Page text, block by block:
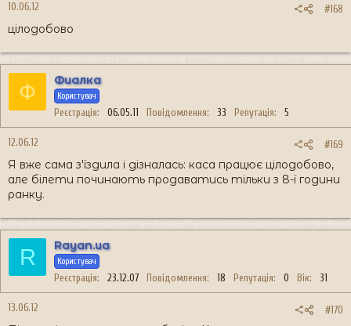
10.06.12 #168
цілодобово
Ф Фиалка
Користувач
Реєстрація 06.05.11 Повідомлення 33 Репутація 5
12.06.12 #169
Я вже сама з'їздила і дізналась: каса працює цілодобово,
але білети починають продаватись тільки з 8-ї години
ранку.
R Rayan.ua
Користувач
Реєстрація 23.12.07 Повідомлення 18 Репутація 0 Вік 31
13.06.12 #170